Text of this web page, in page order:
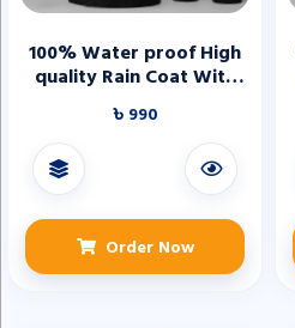
100% Water proof High
quality Rain Coat With
Pant. (Happylon) Black
৳ 990
Order Now